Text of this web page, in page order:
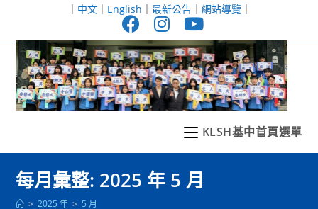
至
｜ 中文｜ English ｜ 最新公告｜ 網站導覽｜
KLSH基中首頁選單
每月彙整: 2025 年 5 月
> 2025 年 > 5 月